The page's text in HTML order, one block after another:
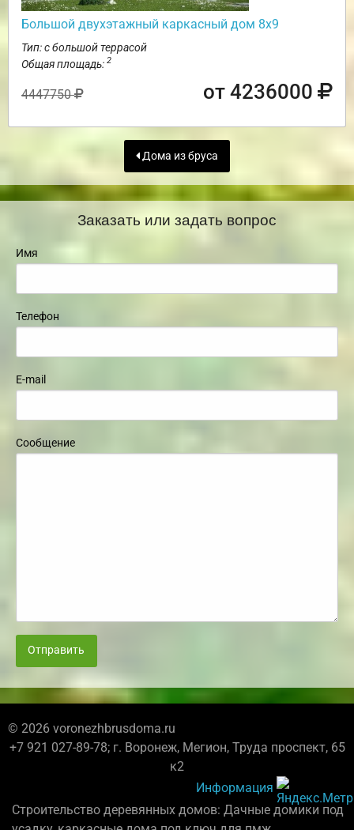
Большой двухэтажный каркасный дом 8х9
Тип: с большой террасой
Общая площадь: 2
4447750 от 4236000
Дома из бруса
Заказать или задать вопрос
Имя
Телефон
E-mail
Сообщение
Отправить
© 2026 voronezhbrusdoma.ru
+7 921 027-89-78; г. Воронеж, Мегион, Труда проспект, 65
к2
Информация
Строительство деревянных домов: Дачные домики под